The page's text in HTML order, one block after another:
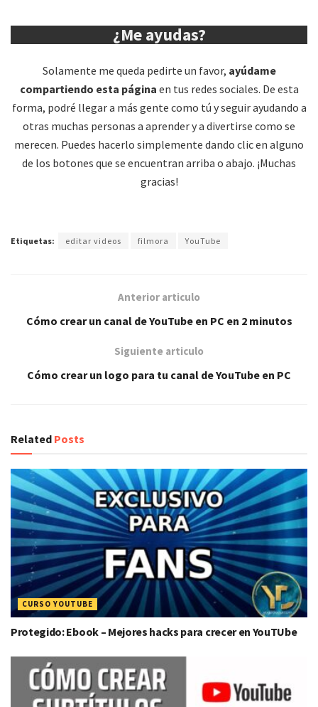
¿Me ayudas?
Solamente me queda pedirte un favor, ayúdame
compartiendo esta página en tus redes sociales. De esta
forma, podré llegar a más gente como tú y seguir ayudando a
otras muchas personas a aprender y a divertirse como se
merecen. Puedes hacerlo simplemente dando clic en alguno
de los botones que se encuentran arriba o abajo. ¡Muchas
gracias!
Etiquetas: editar videos filmora YouTube
Anterior articulo
Cómo crear un canal de YouTube en PC en 2 minutos
Siguiente articulo
Cómo crear un logo para tu canal de YouTube en PC
Related Posts
CURSO YOUTUBE
Protegido: Ebook – Mejores hacks para crecer en YouTUbe